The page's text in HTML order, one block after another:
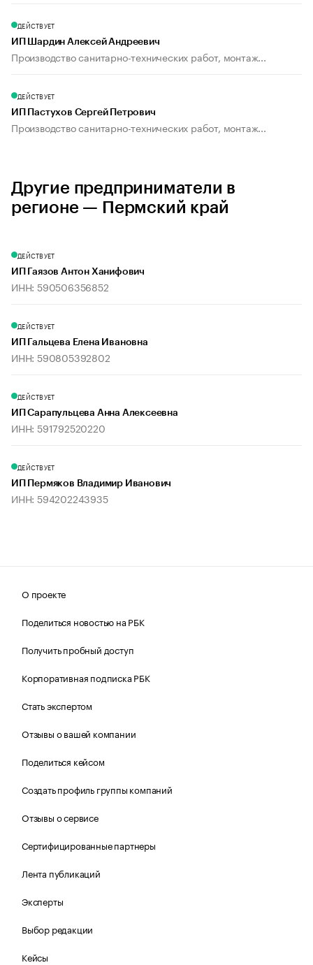
ДЕЙСТВУЕТ
ИП Шардин Алексей Андреевич
Производство санитарно-технических работ, монтаж...
ДЕЙСТВУЕТ
ИП Пастухов Сергей Петрович
Производство санитарно-технических работ, монтаж...
Другие предприниматели в
регионе — Пермский край
ДЕЙСТВУЕТ
ИП Гаязов Антон Ханифович
ИНН: 590506356852
ДЕЙСТВУЕТ
ИП Гальцева Елена Ивановна
ИНН: 590805392802
ДЕЙСТВУЕТ
ИП Сарапульцева Анна Алексеевна
ИНН: 591792520220
ДЕЙСТВУЕТ
ИП Пермяков Владимир Иванович
ИНН: 594202243935
О проекте
Поделиться новостью на РБК
Получить пробный доступ
Корпоративная подписка РБК
Стать экспертом
Отзывы о вашей компании
Поделиться кейсом
Создать профиль группы компаний
Отзывы о сервисе
Сертифицированные партнеры
Лента публикаций
Эксперты
Выбор редакции
Кейсы